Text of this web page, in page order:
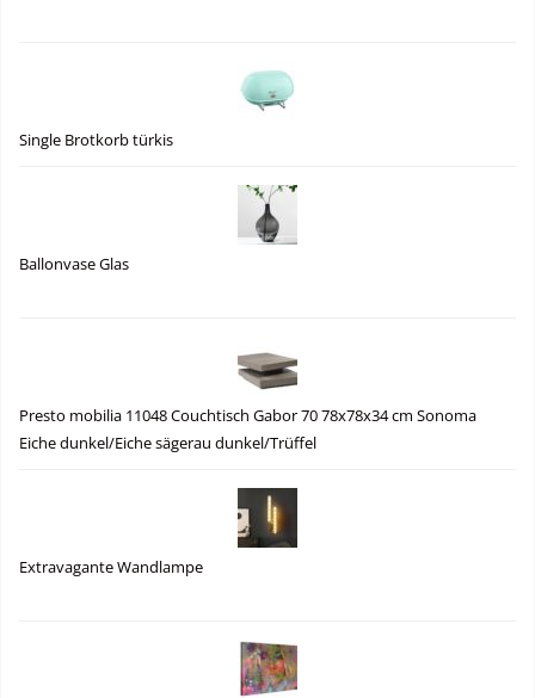
Single Brotkorb türkis
Ballonvase Glas
Presto mobilia 11048 Couchtisch Gabor 70 78x78x34 cm Sonoma
Eiche dunkel/Eiche sägerau dunkel/Trüffel
Extravagante Wandlampe